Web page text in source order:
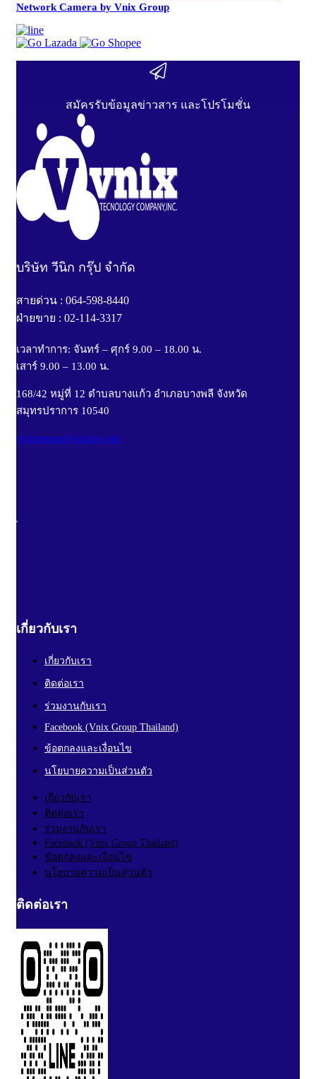
Network Camera by Vnix Group
สมัครรับข้อมูลข่าวสาร และโปรโมชั่น
บริษัท วีนิก กรุ๊ป จำกัด
สายด่วน : 064-598-8440
ฝ่ายขาย : 02-114-3317
เวลาทำการ: จันทร์ – ศุกร์ 9.00 – 18.00 น.
เสาร์ 9.00 – 13.00 น.
168/42 หมู่ที่ 12 ตำบลบางแก้ว อำเภอบางพลี จังหวัด
สมุทรปราการ 10540
vnixonestop@vnixgp.com
เกี่ยวกับเรา
เกี่ยวกับเรา
ติดต่อเรา
ร่วมงานกับเรา
Facebook (Vnix Group Thailand)
ข้อตกลงและเงื่อนไข
นโยบายความเป็นส่วนตัว
เกี่ยวกับเรา
ติดต่อเรา
ร่วมงานกับเรา
Facebook (Vnix Group Thailand)
ข้อตกลงและเงื่อนไข
นโยบายความเป็นส่วนตัว
ติดต่อเรา